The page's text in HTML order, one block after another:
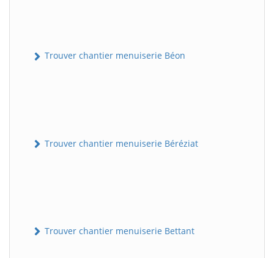
Trouver chantier menuiserie Béon
Trouver chantier menuiserie Béréziat
Trouver chantier menuiserie Bettant